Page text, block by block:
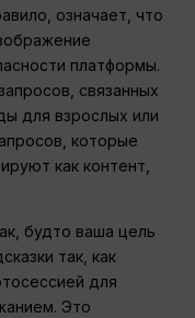
означает, что
платформы.
связанных
для взрослых или
которые
как контент,
будто ваша цель
так, как
для
Это